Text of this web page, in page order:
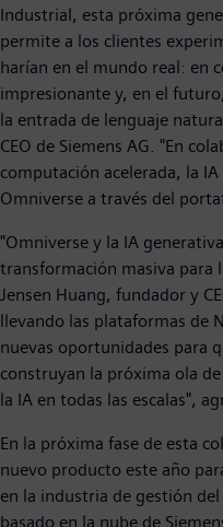
Industrial, esta próxima
permite a los clientes
harían en el mundo real: en
impresionante y, en el
la entrada de lenguaje
CEO de Siemens AG. "En
computación acelerada, la
Omniverse a través del
"Omniverse y la IA
transformación masiva para
Jensen Huang, fundador y
llevando las plataformas de
nuevas oportunidades para
construyan la próxima ola
la IA en todas las escalas",
En la próxima fase de esta
nuevo producto este año
en la industria de gestión
basado en la nube de